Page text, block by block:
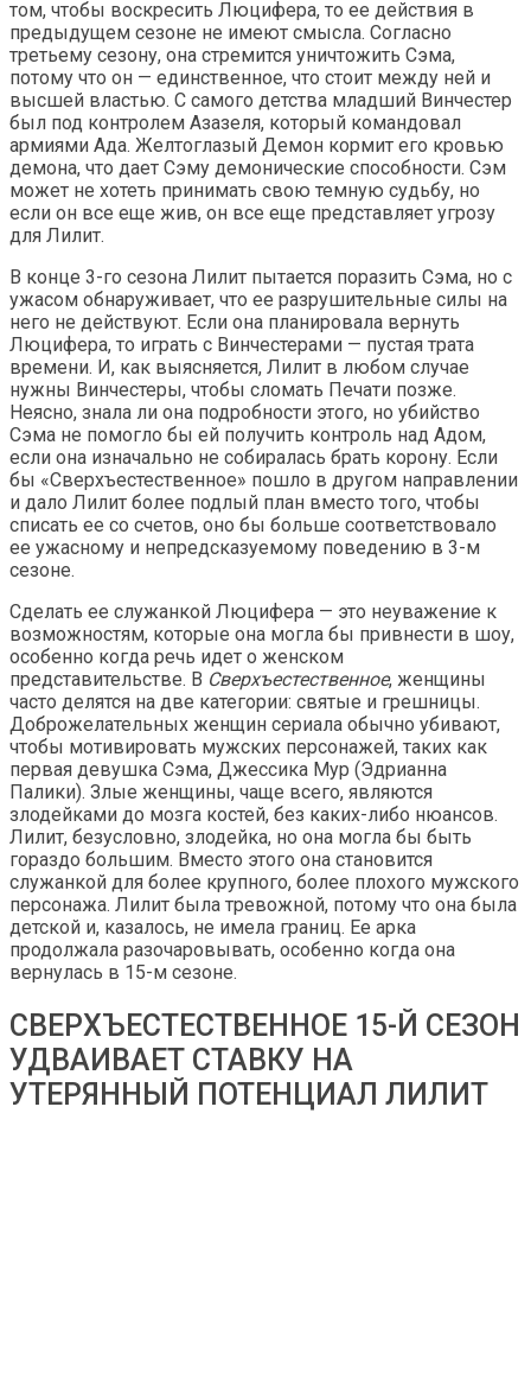
том, чтобы воскресить Люцифера, то ее действия в
предыдущем сезоне не имеют смысла. Согласно
третьему сезону, она стремится уничтожить Сэма,
потому что он — единственное, что стоит между ней и
высшей властью. С самого детства младший Винчестер
был под контролем Азазеля, который командовал
армиями Ада. Желтоглазый Демон кормит его кровью
демона, что дает Сэму демонические способности. Сэм
может не хотеть принимать свою темную судьбу, но
если он все еще жив, он все еще представляет угрозу
для Лилит.
В конце 3-го сезона Лилит пытается поразить Сэма, но с
ужасом обнаруживает, что ее разрушительные силы на
него не действуют. Если она планировала вернуть
Люцифера, то играть с Винчестерами — пустая трата
времени. И, как выясняется, Лилит в любом случае
нужны Винчестеры, чтобы сломать Печати позже.
Неясно, знала ли она подробности этого, но убийство
Сэма не помогло бы ей получить контроль над Адом,
если она изначально не собиралась брать корону. Если
бы «Сверхъестественное» пошло в другом направлении
и дало Лилит более подлый план вместо того, чтобы
списать ее со счетов, оно бы больше соответствовало
ее ужасному и непредсказуемому поведению в 3-м
сезоне.
Сделать ее служанкой Люцифера — это неуважение к
возможностям, которые она могла бы привнести в шоу,
особенно когда речь идет о женском
представительстве. В Сверхъестественное, женщины
часто делятся на две категории: святые и грешницы.
Доброжелательных женщин сериала обычно убивают,
чтобы мотивировать мужских персонажей, таких как
первая девушка Сэма, Джессика Мур (Эдрианна
Палики). Злые женщины, чаще всего, являются
злодейками до мозга костей, без каких-либо нюансов.
Лилит, безусловно, злодейка, но она могла бы быть
гораздо большим. Вместо этого она становится
служанкой для более крупного, более плохого мужского
персонажа. Лилит была тревожной, потому что она была
детской и, казалось, не имела границ. Ее арка
продолжала разочаровывать, особенно когда она
вернулась в 15-м сезоне.
СВЕРХЪЕСТЕСТВЕННОЕ 15-Й СЕЗОН
УДВАИВАЕТ СТАВКУ НА
УТЕРЯННЫЙ ПОТЕНЦИАЛ ЛИЛИТ